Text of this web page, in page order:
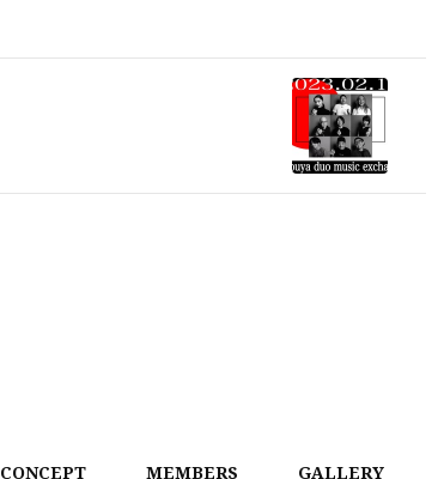
CONCEPT MEMBERS GALLERY